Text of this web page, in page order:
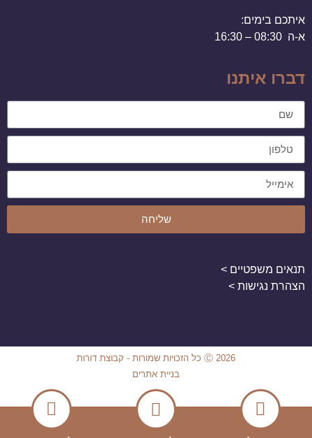
איתכם בימים:
א-ה 08:30 – 16:30
דברו איתנו
שליחה
תנאים משפטיים >
הצהרת נגישות >
Ⓒ 2026 כל הזכויות שמורות - קבוצת דורות
בניית אתרים